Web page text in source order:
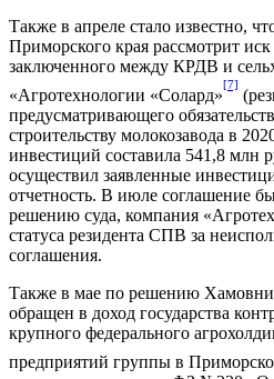
Также в апреле стало известно,
Приморского края рассмотрит
заключенного между КРДВ и
«Агротехнологии «Солард»
[7]
предусматривающего
строительству молокозавода в
инвестиций составила 541,8 млн
осуществил заявленные
отчетность. В июле соглашение
решению суда, компания
статуса резидента СПВ за
соглашения.
Также в мае по решению
обращен в доход государства
крупного федерального
предприятий группы в